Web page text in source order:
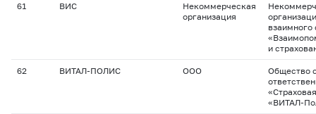
61 ВИС
Некоммерческая
организация
взаимного
и
62 ВИТАЛ-ПОЛИС ООО
Общество
«ВИТАЛ-